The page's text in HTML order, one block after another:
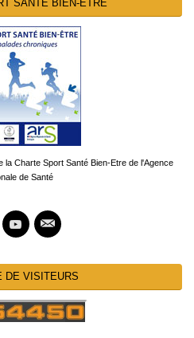
SANTÉ BIEN-ETRE
la Charte Sport Santé Bien-Etre de l'Agence
de Santé
DE VISITEURS